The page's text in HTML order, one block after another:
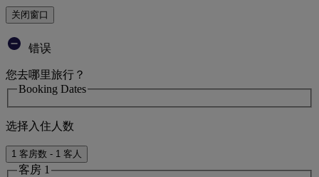
关闭窗口
错误
您去哪里旅行？
Booking Dates
选择入住人数
1 客房数 - 1 客人
客房 1